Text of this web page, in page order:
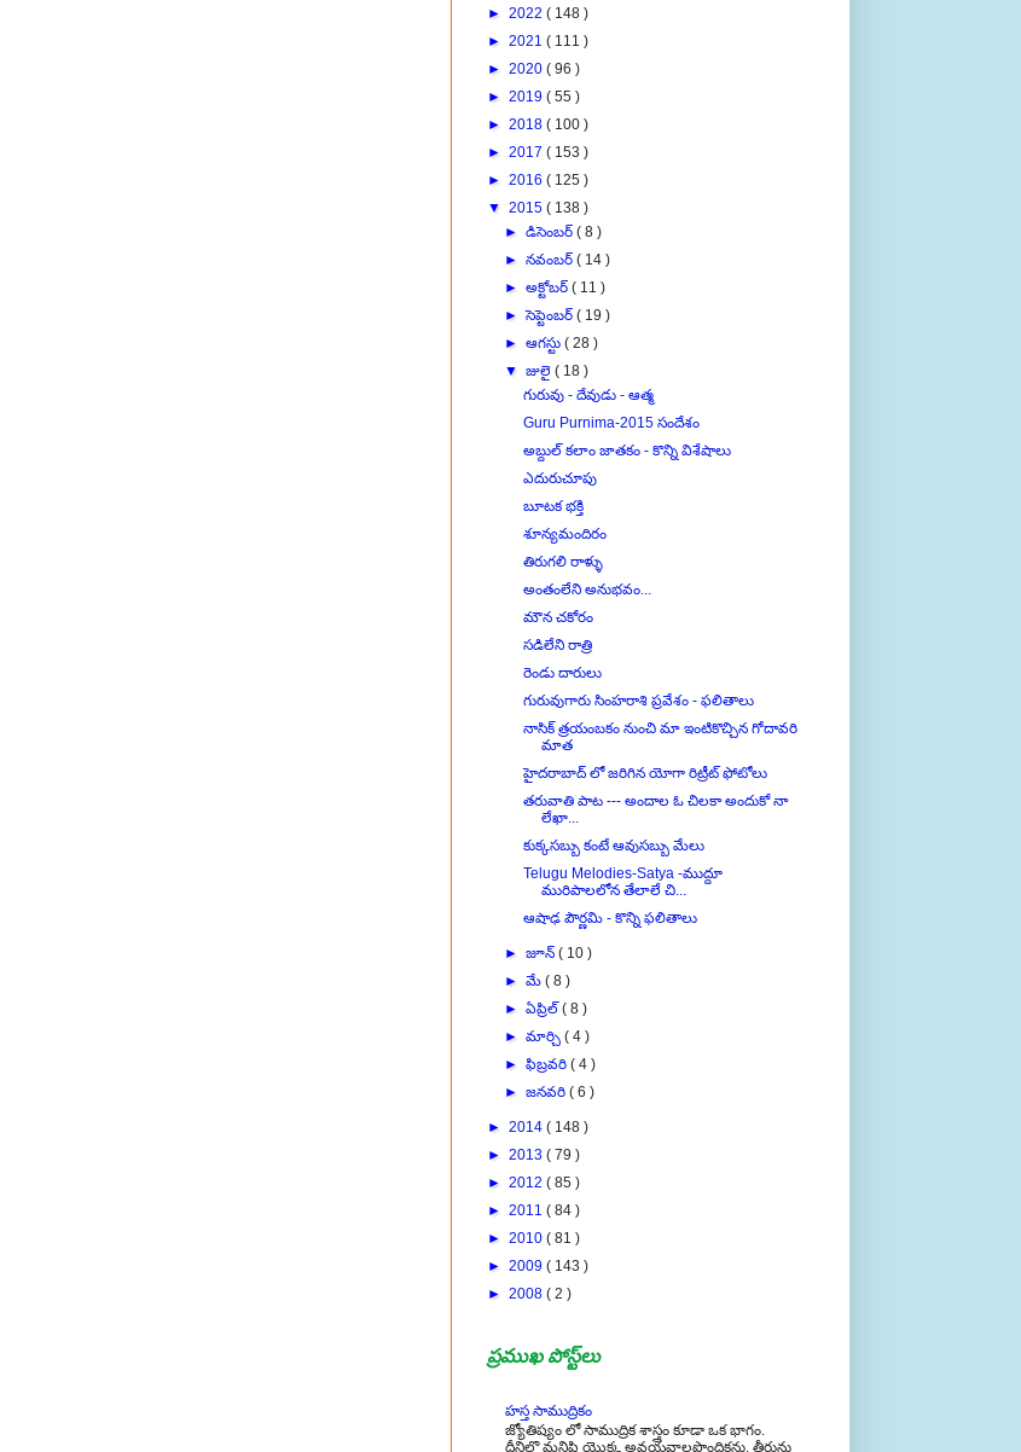
► 2021 ( 111 )
► 2020 ( 96 )
► 2019 ( 55 )
► 2018 ( 100 )
► 2017 ( 153 )
► 2016 ( 125 )
▼ 2015 ( 138 )
►డిసెంబర్( 8 )
►నవంబర్( 14 )
►అక్టోబర్( 11 )
►సెప్టెంబర్ ( 19 )
►ఆగస్టు( 28 )
▼జులై( 18 )
గురువు - దేవుడు - ఆత్మ
Guru Purnima-2015 సందేశం
అబ్దుల్ కలాం జాతకం - కొన్ని విశేషాలు
ఎదురుచూపు
బూటక భక్తి
శూన్యమందిరం
తిరుగలి రాళ్ళు
అంతంలేని అనుభవం...
మౌన చకోరం
సడిలేని రాత్రి
రెండు దారులు
గురువుగారు సింహరాశి ప్రవేశం - ఫలితాలు
నాసిక్ త్రయంబకం నుంచి మా ఇంటికొచ్చిన గోదావరి
మాత
హైదరాబాద్ లో జరిగిన యోగా రిట్రీట్ ఫోటోలు
తరువాతి పాట --- అందాల ఓ చిలకా అందుకో నా
లేఖా...
కుక్కసబ్బు కంటే ఆవుసబ్బు మేలు
Telugu Melodies-Satya -ముద్దూ
మురిపాలలోన తేలాలే చి...
ఆషాఢ పౌర్ణమి - కొన్ని ఫలితాలు
జూన్
( 10 )
►మే( 8 )
►ఏప్రిల్ ( 8 )
►మార్చి( 4 )
►ఫిబ్రవరి ( 4 )
►జనవరి ( 6 )
( 148 )
► 2013 ( 79 )
► 2012 ( 85 )
► 2011 ( 84 )
► 2010 ( 81 )
► 2009 ( 143 )
► 2008 ( 2 )
జ్యోతిష్యం లో సాముద్రిక శాస్త్రం కూడా ఒక భాగం.
దీనిలొ మనిషి యొక్క అవయవాలపొందికను, తీరును
బట్టి అతని జీవితాన్ని చదవవచ్చు. దీనిలో హస్త సామ...